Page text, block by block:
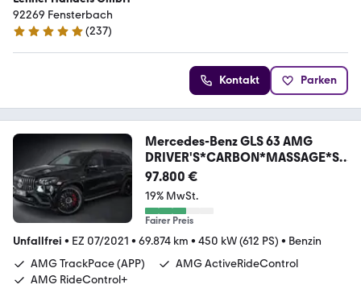
92269 Fensterbach
5 Sterne
(237)
Kontakt Parken
Mercedes-Benz GLS 63 AMG
DRIVER'S*CARBON*MASSAGE*ST
DH*23Z*VOLL
97.800 €
19% MwSt.
Fairer Preis
Unfallfrei • EZ 07/2021 • 69.874 km • 450 kW (612 PS) • Benzin
AMG TrackPace (APP)
AMG ActiveRideControl
AMG RideControl+